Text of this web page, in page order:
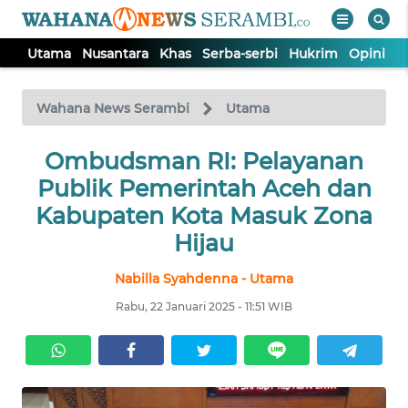
Utama Nusantara Khas Serba-serbi Hukrim Opini
Wahana News Serambi Utama
Ombudsman RI: Pelayanan
Publik Pemerintah Aceh dan
Kabupaten Kota Masuk Zona
Hijau
Nabilla Syahdenna - Utama
Rabu, 22 Januari 2025 - 11:51 WIB
TV
Tutup
UTAMA
NUSANTARA
SERBI
HUKRIM